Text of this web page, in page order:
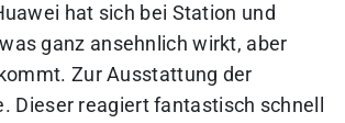
hat sich bei Station und
ganz ansehnlich wirkt, aber
Zur Ausstattung der
Dieser reagiert fantastisch schnell